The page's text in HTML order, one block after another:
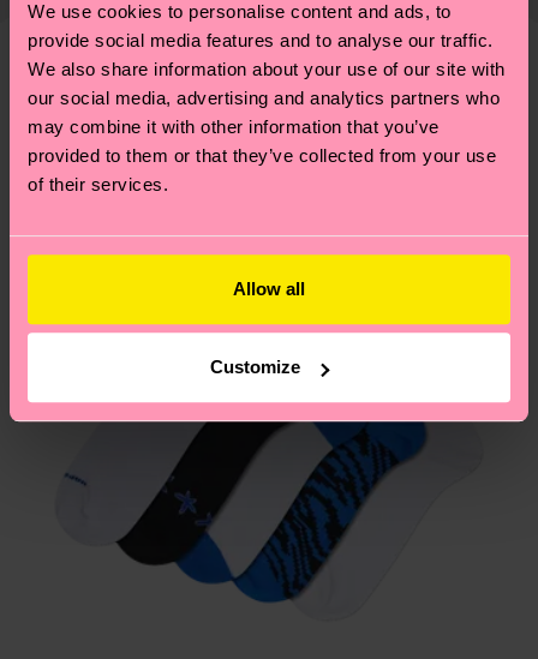
We use cookies to personalise content and ads, to
provide social media features and to analyse our traffic.
We also share information about your use of our site with
our social media, advertising and analytics partners who
may combine it with other information that you’ve
provided to them or that they’ve collected from your use
of their services.
Allow all
Customize
piccole-grandi scelte responsabili! Vuoi scoprire
tutti i nostri segreti (e qualche dritta utile)? Dai
un’occhiata alla nostra pagina sulla sostenibilità!
presente che si tratta solo di una stima: la
consegna effettiva dipende dai servizi postali
locali.
Hai domande sui resi? Visita la nostra pagina
per trovare le risposte alle domande più comuni.
Pattern simili
Novità